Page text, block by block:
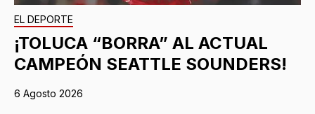
EL DEPORTE
¡TOLUCA “BORRA” AL ACTUAL
CAMPEÓN SEATTLE SOUNDERS!
6 Agosto 2026